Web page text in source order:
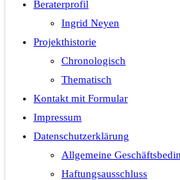
Beraterprofil
Ingrid Neyen
Projekthistorie
Chronologisch
Thematisch
Kontakt mit Formular
Impressum
Datenschutzerklärung
Allgemeine
Haftungsausschluss